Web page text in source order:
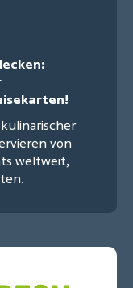
von
weltweit,